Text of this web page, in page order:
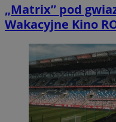
„Matrix” pod
Wakacyjne Kino